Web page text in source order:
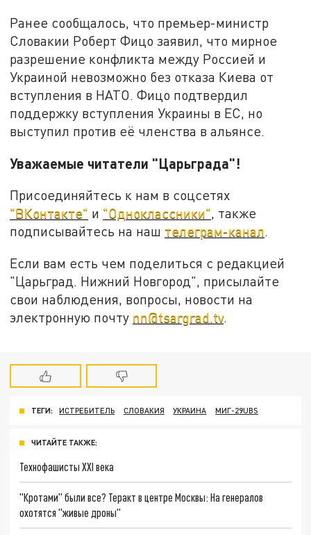
Ранее сообщалось, что премьер-министр
Словакии Роберт Фицо заявил, что мирное
разрешение конфликта между Россией и
Украиной невозможно без отказа Киева от
вступления в НАТО. Фицо подтвердил
поддержку вступления Украины в ЕС, но
выступил против её членства в альянсе.
Уважаемые читатели "Царьграда"!
Присоединяйтесь к нам в соцсетях
"ВКонтакте" и "Одноклассники", также
подписывайтесь на наш телеграм-канал.
Если вам есть чем поделиться с редакцией
"Царьград. Нижний Новгород", присылайте
свои наблюдения, вопросы, новости на
электронную почту nn@tsargrad.tv.
ТЕГИ: ИСТРЕБИТЕЛЬ СЛОВАКИЯ УКРАИНА МИГ-29UBS
ЧИТАЙТЕ ТАКЖЕ:
Технофашисты XXI века
"Кротами" были все? Теракт в центре Москвы: На генералов
охотятся "живые дроны"